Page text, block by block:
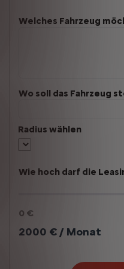
Welches Fahrzeug
Wo soll das Fahrzeug
Radius wählen
Wie hoch darf die
0 €
2000 € / Monat